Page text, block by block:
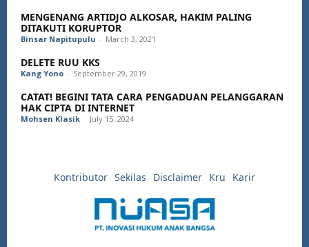
MENGENANG ARTIDJO ALKOSAR, HAKIM PALING
DITAKUTI KORUPTOR
Binsar Napitupulu - March 3, 2021
DELETE RUU KKS
Kang Yono - September 29, 2019
CATAT! BEGINI TATA CARA PENGADUAN PELANGGARAN
HAK CIPTA DI INTERNET
Mohsen Klasik - July 15, 2024
Kontributor Sekilas Disclaimer Kru Karir